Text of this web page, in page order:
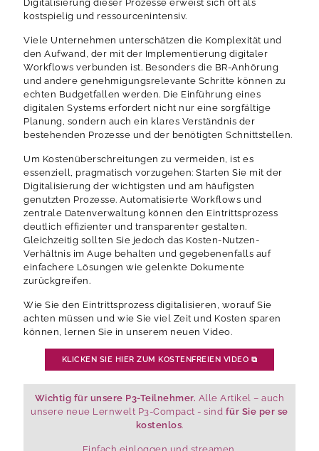
Digitalisierung dieser Prozesse erweist sich oft als
kostspielig und ressourcenintensiv.
Viele Unternehmen unterschätzen die Komplexität und
den Aufwand, der mit der Implementierung digitaler
Workflows verbunden ist. Besonders die BR-Anhörung
und andere genehmigungsrelevante Schritte können zu
echten Budgetfallen werden. Die Einführung eines
digitalen Systems erfordert nicht nur eine sorgfältige
Planung, sondern auch ein klares Verständnis der
bestehenden Prozesse und der benötigten Schnittstellen.
Um Kostenüberschreitungen zu vermeiden, ist es
essenziell, pragmatisch vorzugehen: Starten Sie mit der
Digitalisierung der wichtigsten und am häufigsten
genutzten Prozesse. Automatisierte Workflows und
zentrale Datenverwaltung können den Eintrittsprozess
deutlich effizienter und transparenter gestalten.
Gleichzeitig sollten Sie jedoch das Kosten-Nutzen-
Verhältnis im Auge behalten und gegebenenfalls auf
einfachere Lösungen wie gelenkte Dokumente
zurückgreifen.
Wie Sie den Eintrittsprozess digitalisieren, worauf Sie
achten müssen und wie Sie viel Zeit und Kosten sparen
können, lernen Sie in unserem neuen Video.
KLICKEN SIE HIER ZUM KOSTENFREIEN VIDEO ⧉
Wichtig für unsere P3-Teilnehmer. Alle Artikel – auch
unsere neue Lernwelt P3-Compact - sind für Sie per se
kostenlos.